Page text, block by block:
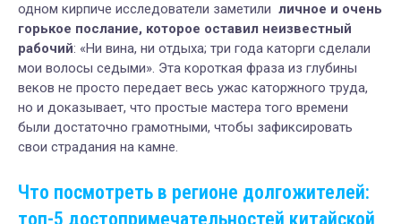
одном кирпиче исследователи заметили личное и очень
горькое послание, которое оставил неизвестный
рабочий: «Ни вина, ни отдыха; три года каторги сделали
мои волосы седыми». Эта короткая фраза из глубины
веков не просто передает весь ужас каторжного труда,
но и доказывает, что простые мастера того времени
были достаточно грамотными, чтобы зафиксировать
свои страдания на камне.
Что посмотреть в регионе долгожителей:
топ-5 достопримечательностей китайской